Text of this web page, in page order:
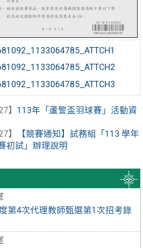
第4次代理教師甄選第1次招考錄
】 113年「蘆警盃羽球賽」活動資
】
【競賽通知】試務組「113 學年
初試」辦理說明